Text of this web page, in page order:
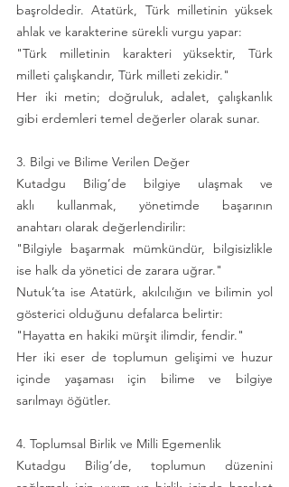
başroldedir. Atatürk, Türk milletinin yüksek
ahlak ve karakterine sürekli vurgu yapar:
"Türk milletinin karakteri yüksektir, Türk
milleti çalışkandır, Türk milleti zekidir."
Her iki metin; doğruluk, adalet, çalışkanlık
gibi erdemleri temel değerler olarak sunar.
3. Bilgi ve Bilime Verilen Değer
Kutadgu Bilig’de bilgiye ulaşmak ve
aklı kullanmak, yönetimde başarının
anahtarı olarak değerlendirilir:
"Bilgiyle başarmak mümkündür, bilgisizlikle
ise halk da yönetici de zarara uğrar."
Nutuk’ta ise Atatürk, akılcılığın ve bilimin yol
gösterici olduğunu defalarca belirtir:
"Hayatta en hakiki mürşit ilimdir, fendir."
Her iki eser de toplumun gelişimi ve huzur
içinde yaşaması için bilime ve bilgiye
sarılmayı öğütler.
4. Toplumsal Birlik ve Milli Egemenlik
Kutadgu Bilig’de, toplumun düzenini